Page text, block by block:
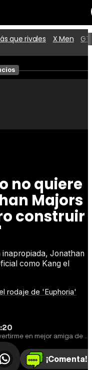
Películas
que rivales X Men
no quiere
Majors
construir
Jonathan
como Kang el
rodaje de 'Euphoria'
Estoy a dos entrevistas de convertirme en mejor amiga de Shyamalan.
¡Comenta!